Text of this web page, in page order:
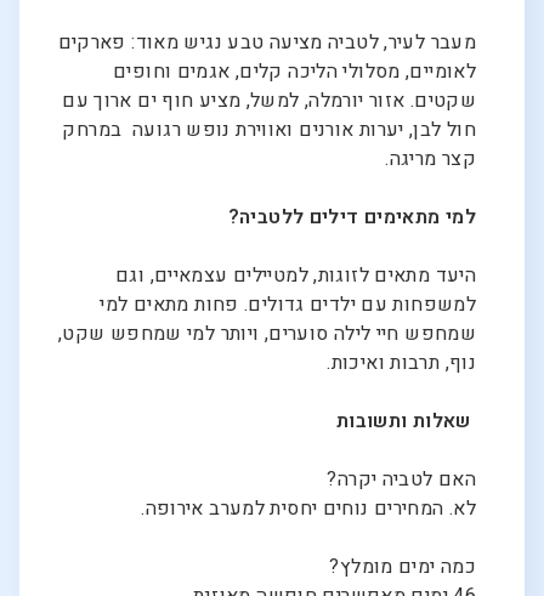
מעבר לעיר, לטביה מציעה טבע נגיש מאוד: פארקים
לאומיים, מסלולי הליכה קלים, אגמים וחופים
שקטים. אזור יורמלה, למשל, מציע חוף ים ארוך עם
חול לבן, יערות אורנים ואווירת נופש רגועה במרחק
קצר מריגה.
למי מתאימים דילים ללטביה?
היעד מתאים לזוגות, למטיילים עצמאיים, וגם
למשפחות עם ילדים גדולים. פחות מתאים למי
שמחפש חיי לילה סוערים, ויותר למי שמחפש שקט,
נוף, תרבות ואיכות.
שאלות ותשובות
האם לטביה יקרה?
לא. המחירים נוחים יחסית למערב אירופה.
כמה ימים מומלץ?